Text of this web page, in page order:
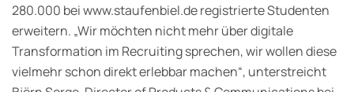
280.000 bei www.staufenbiel.de registrierte Studenten
erweitern. „Wir möchten nicht mehr über digitale
Transformation im Recruiting sprechen, wir wollen diese
vielmehr schon direkt erlebbar machen“, unterstreicht